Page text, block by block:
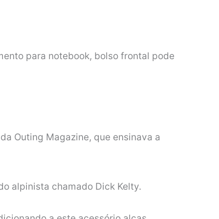
para notebook, bolso frontal pode
Outing Magazine, que ensinava a
alpinista chamado Dick Kelty.